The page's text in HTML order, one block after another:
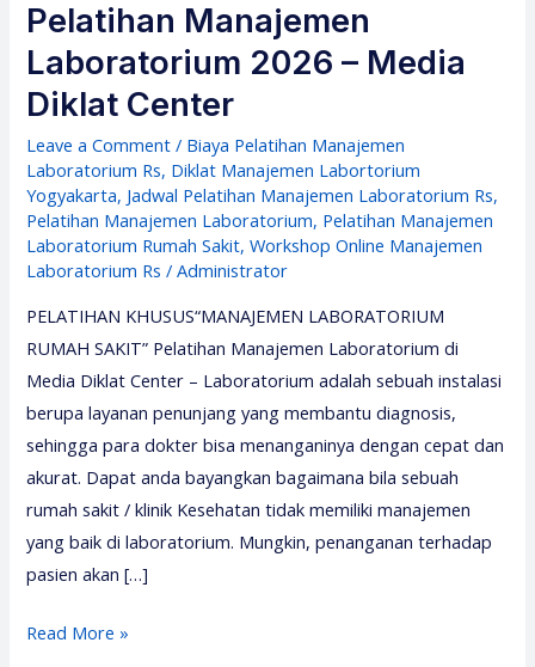
Pelatihan Manajemen
Laboratorium 2026 – Media
Diklat Center
Leave a Comment / Biaya Pelatihan Manajemen
Laboratorium Rs, Diklat Manajemen Labortorium
Yogyakarta, Jadwal Pelatihan Manajemen Laboratorium Rs,
Pelatihan Manajemen Laboratorium, Pelatihan Manajemen
Laboratorium Rumah Sakit,Workshop Online Manajemen
Laboratorium Rs /Administrator
PELATIHAN KHUSUS“MANAJEMEN LABORATORIUM
RUMAH SAKIT” Pelatihan Manajemen Laboratorium di
Media Diklat Center – Laboratorium adalah sebuah instalasi
berupa layanan penunjang yang membantu diagnosis,
sehingga para dokter bisa menanganinya dengan cepat dan
akurat. Dapat anda bayangkan bagaimana bila sebuah
rumah sakit / klinik Kesehatan tidak memiliki manajemen
yang baik di laboratorium. Mungkin, penanganan terhadap
pasien akan […]
Pelatihan
Read More »